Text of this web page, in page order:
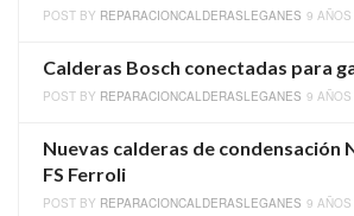
POST BY REPARACIONCALDERASLEGANES 9 AÑOS
Calderas Bosch conectadas para
POST BY REPARACIONCALDERASLEGANES 9 AÑOS
Nuevas calderas de condensación
FS Ferroli
POST BY REPARACIONCALDERASLEGANES 9 AÑOS